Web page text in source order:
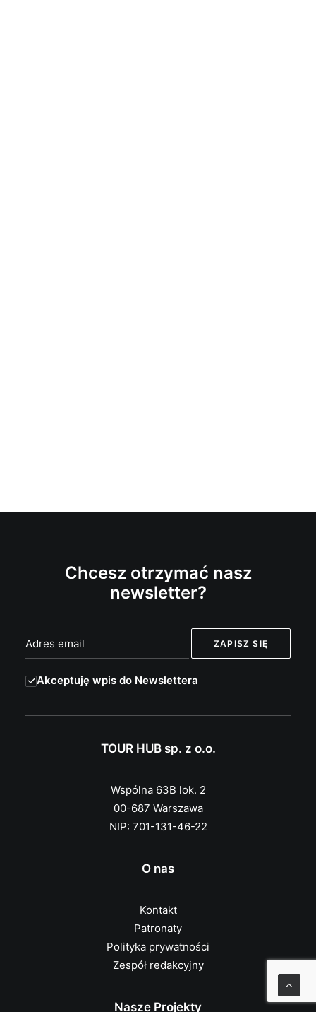
Chcesz otrzymać nasz
newsletter?
Akceptuję wpis do Newslettera
TOUR HUB sp. z o.o.
Wspólna 63B lok. 2
00-687 Warszawa
NIP: 701-131-46-22
O nas
Kontakt
Patronaty
Polityka prywatności
Zespół redakcyjny
Nasze Projekty